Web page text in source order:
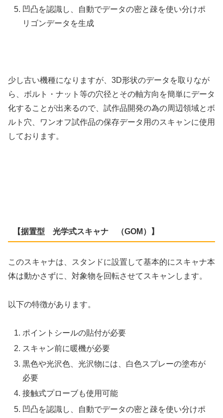
凹凸を認識し、自動でデータの密と疎を使い分けポ
リゴンデータを生成
少し古い機種になりますが、3D形状のデータを取りなが
ら、ボルト・ナット等の穴径とその軸方向を簡単にデータ
化することが出来るので、試作品開発の為の周辺領域とボ
ルト穴、ワンオフ試作品の保存データ用のスキャンに使用
しております。
【据置型 光学式スキャナ （GOM）】
このスキャナは、スタンドに設置して基本的にスキャナ本
体は動かさずに、対象物を回転させてスキャンします。
以下の特徴があります。
ポイントシールの貼付が必要
スキャン前に暖機が必要
黒色や光沢色、光沢物には、白色スプレーの塗布が
必要
接触式プローブも使用可能
凹凸を認識し、自動でデータの密と疎を使い分けポ